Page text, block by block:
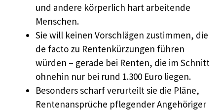
und andere körperlich hart arbeitende
Menschen.
Sie will keinen Vorschlägen zustimmen, die
de facto zu Rentenkürzungen führen
würden – gerade bei Renten, die im Schnitt
ohnehin nur bei rund 1.300 Euro liegen.
Besonders scharf verurteilt sie die Pläne,
Rentenansprüche pflegender Angehöriger